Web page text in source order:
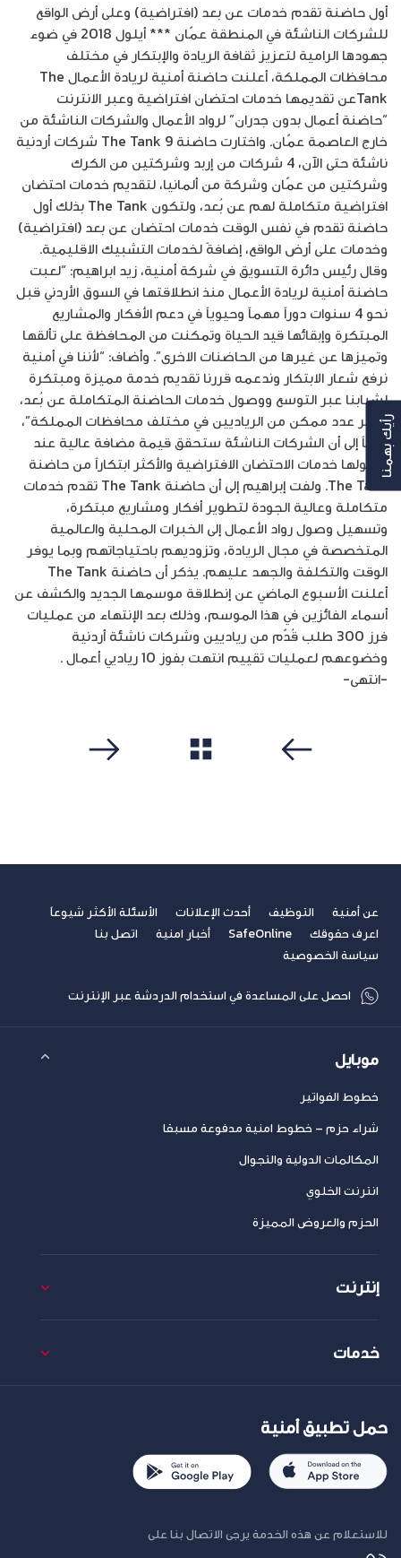
أول حاضنة تقدم خدمات عن بعد (افتراضية) وعلى أرض الواقع
للشركات الناشئة في المنطقة عمّان *** أيلول 2018 في ضوء
جهودها الرامية لتعزيز ثقافة الريادة والإبتكار في مختلف
محافظات المملكة، أعلنت حاضنة أمنية لريادة الأعمال The
Tankعن تقديمها خدمات احتضان افتراضية وعبر الانترنت
“حاضنة أعمال بدون جدران” لرواد الأعمال والشركات الناشئة من
خارج العاصمة عمّان. واختارت حاضنة The Tank 9 شركات أردنية
ناشئة حتى الآن، 4 شركات من إربد وشركتين من الكرك
وشركتين من عمّان وشركة من ألمانيا، لتقديم خدمات احتضان
افتراضية متكاملة لهم عن بُعد، ولتكون The Tank بذلك أول
حاضنة تقدم في نفس الوقت خدمات احتضان عن بعد (افتراضية)
وخدمات على أرض الواقع، إضافةً لخدمات التشبيك الاقليمية.
وقال رئيس دائرة التسويق في شركة أمنية، زيد ابراهيم: “لعبت
حاضنة أمنية لريادة الأعمال منذ انطلاقتها في السوق الأردني قبل
نحو 4 سنوات دوراً مهماً وحيوياً في دعم الأفكار والمشاريع
المبتكرة وإبقائها قيد الحياة وتمكنت من المحافظة على تألقها
وتميزها عن غيرها من الحاضنات الاخرى”. وأضاف: “لأننا في أمنية
نرفع شعار الابتكار وندعمه قررنا تقديم خدمة مميزة ومبتكرة
لشبابنا عبر التوسع ووصول خدمات الحاضنة المتكاملة عن بُعد،
لأكبر عدد ممكن من الرياديين في مختلف محافظات المملكة”،
لافتاً إلى أن الشركات الناشئة ستحقق قيمة مضافة عالية عند
حصولها خدمات الاحتضان الافتراضية والأكثر ابتكاراً من حاضنة
The Tank. ولفت إبراهيم إلى أن حاضنة The Tank تقدم خدمات
متكاملة وعالية الجودة لتطوير أفكار ومشاريع مبتكرة،
وتسهيل وصول رواد الأعمال إلى الخبرات المحلية والعالمية
المتخصصة في مجال الريادة، وتزوديهم باحتياجاتهم وبما يوفر
الوقت والتكلفة والجهد عليهم. يذكر أن حاضنة The Tank
أعلنت الأسبوع الماضي عن إنطلاقة موسمها الجديد والكشف عن
أسماء الفائزين في هذا الموسم، وذلك بعد الإنتهاء من عمليات
فرز 300 طلب قُدّم من رياديين وشركات ناشئة أردنية
وخضوعهم لعمليات تقييم انتهت بفوز 10 رياديي أعمال .
-انتهى-
عن أمنية التوظيف أحدث الإعلانات
الأسئلة الأكثر شيوعاً
اعرف حقوقك
SafeOnline أخبار امنية
اتصل بنا
سياسة الخصوصية
احصل على المساعدة في استخدام الدردشة عبر الإنترنت
موبايل
خطوط الفواتير
شراء حزم – خطوط امنية مدفوعة مسبقا
المكالمات الدولية والتجوال
انترنت الخلوي
الحزم والعروض المميزة
إنترنت
خدمات
حمل تطبيق أمنية
للاستعلام عن هذه الخدمة يرجى الاتصال بنا على
رأيك بهمنا